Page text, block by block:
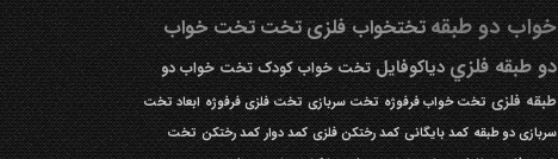
خواب دو طبقهتختخواب فلزیتختتخت خواب
دو طبقه فلزيدیاکوفایل تخت خواب کودک تخت خواب دو
طبقه فلزی تخت خواب فرفوژه تخت سربازی تخت فلزی فرفوژه ابعاد تخت
سربازی دو طبقه کمد بایگانی کمد رختکن فلزی کمد دوار کمد رختکن تخت